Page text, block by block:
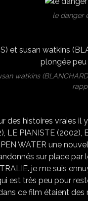
le danger
watkins
des histoires vraies
LE PIANISTE
WATER une
sur place
je me suis
est très peu pour
ce film étaient